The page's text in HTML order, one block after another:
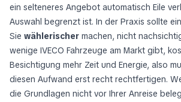
ein selteneres Angebot automatisch Eile
Auswahl begrenzt ist. In der Praxis sollte
Sie wählerischer machen, nicht
wenige IVECO Fahrzeuge am Markt gibt,
Besichtigung mehr Zeit und Energie, also
diesen Aufwand erst recht rechtfertigen.
die Grundlagen nicht vor Ihrer Anreise